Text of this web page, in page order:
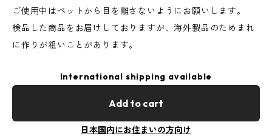
ご使用中はペットから目を離さないようにお願いします。
検品した商品をお届けしておりますが、海外製品のためまれ
に作りが粗いことがあります。
International shipping available
Add to cart
日本国内にお住まいの方向け